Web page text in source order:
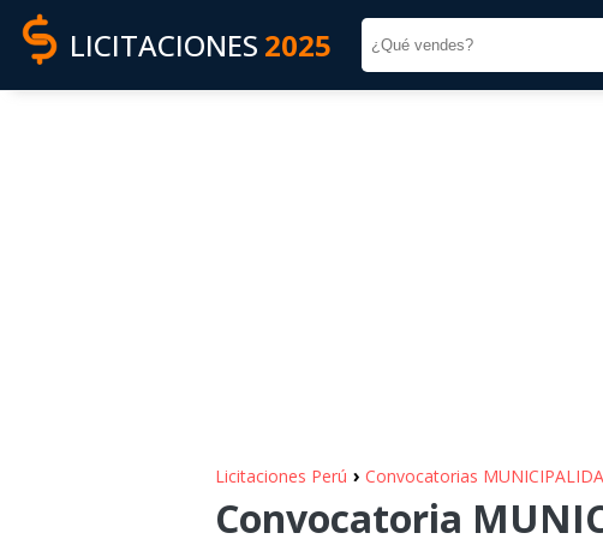
LICITACIONES 2025
Licitaciones Perú › Convocatorias
Convocatoria